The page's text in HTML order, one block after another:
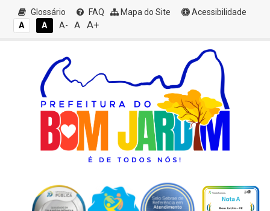
Glossário FAQ Mapa do Site
Acessibilidade
A
A A- A A+